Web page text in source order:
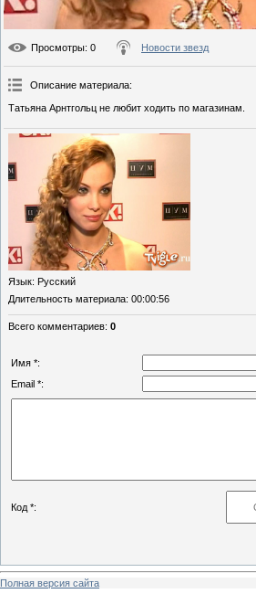
Просмотры: 0 Новости звезд
Описание материала:
Татьяна Арнтгольц не любит ходить по магазинам.
Язык: Русский
Длительность материала: 00:00:56
Всего комментариев: 0
Имя *:
Email *:
Код *:
Полная версия сайта